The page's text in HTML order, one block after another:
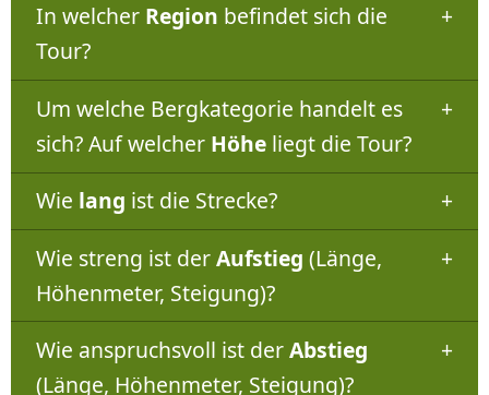
In welcher Region befindet sich die
Tour?
Um welche Bergkategorie handelt es
sich? Auf welcher Höheliegt die Tour?
Wie lang ist die Strecke?
Wie streng ist derAufstieg (Länge,
Höhenmeter, Steigung)?
Wie anspruchsvoll ist derAbstieg
(Länge, Höhenmeter, Steigung)?